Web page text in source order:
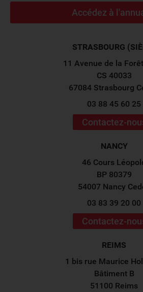
Accédez à
STRASBOURG
11 Avenue de la
CS 40033
67084 Strasbourg
03 88 45 60 25
Contactez-
NANCY
46 Cours
BP 80379
54007 Nancy
03 83 39 20 00
Contactez-
REIMS
1 bis rue Maurice
Bâtiment B
51100 Reims